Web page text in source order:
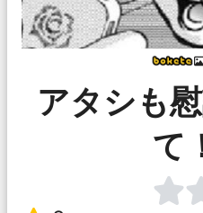
アタシも
て